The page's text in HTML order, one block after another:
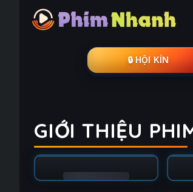
🔒︎ HỘI KÍN
GIỚI THIỆU